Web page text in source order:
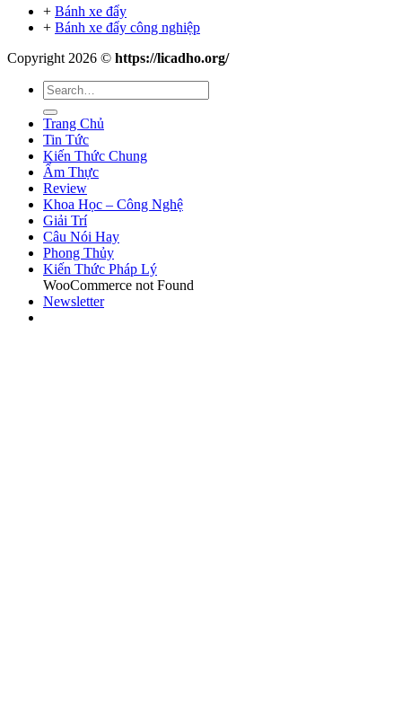
+ Bánh xe đẩy
+ Bánh xe đẩy công nghiệp
Copyright 2026 © https://licadho.org/
Trang Chủ
Tin Tức
Kiến Thức Chung
Ẩm Thực
Review
Khoa Học – Công Nghệ
Giải Trí
Câu Nói Hay
Phong Thủy
Kiến Thức Pháp Lý
WooCommerce not Found
Newsletter